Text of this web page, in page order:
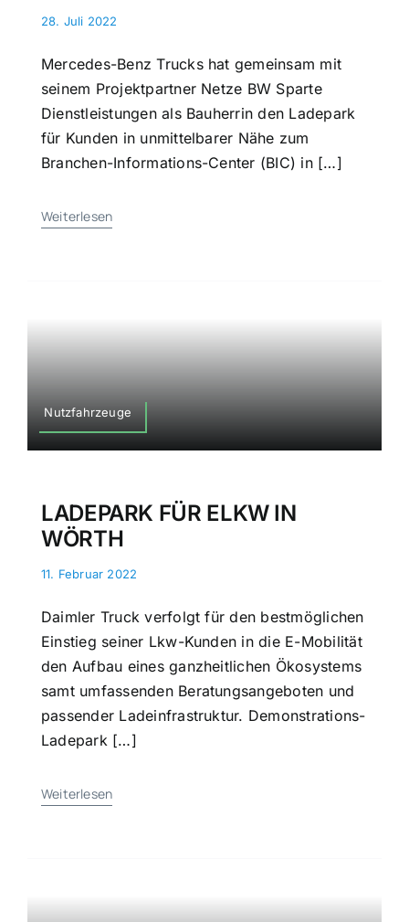
28. Juli 2022
Mercedes-Benz Trucks hat gemeinsam mit
seinem Projektpartner Netze BW Sparte
Dienstleistungen als Bauherrin den Ladepark
für Kunden in unmittelbarer Nähe zum
Branchen-Informations-Center (BIC) in […]
Weiterlesen
Nutzfahrzeuge
LADEPARK FÜR ELKW IN
WÖRTH
11. Februar 2022
Daimler Truck verfolgt für den bestmöglichen
Einstieg seiner Lkw-Kunden in die E-Mobilität
den Aufbau eines ganzheitlichen Ökosystems
samt umfassenden Beratungsangeboten und
passender Ladeinfrastruktur. Demonstrations-
Ladepark […]
Weiterlesen